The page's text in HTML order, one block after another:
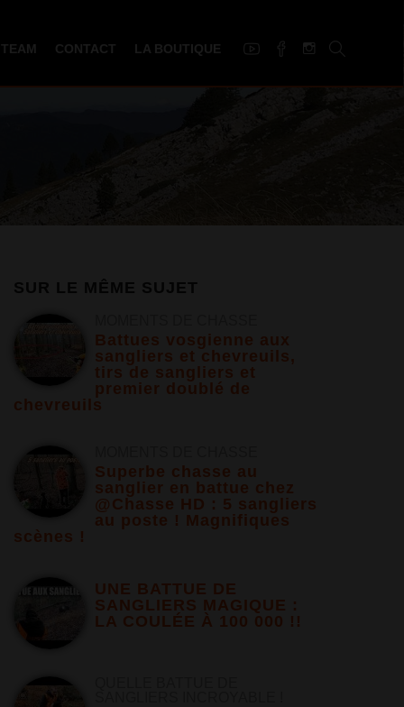
CONTACT LA BOUTIQUE
Battues vosgienne aux
sangliers et chevreuils,
tirs de sangliers et
premier doublé de
chevreuils
Superbe chasse au
sanglier en battue chez
@Chasse HD : 5 sangliers
au poste ! Magnifiques
scènes !
UNE BATTUE DE
SANGLIERS MAGIQUE :
LA COULÉE À 100 000 !!